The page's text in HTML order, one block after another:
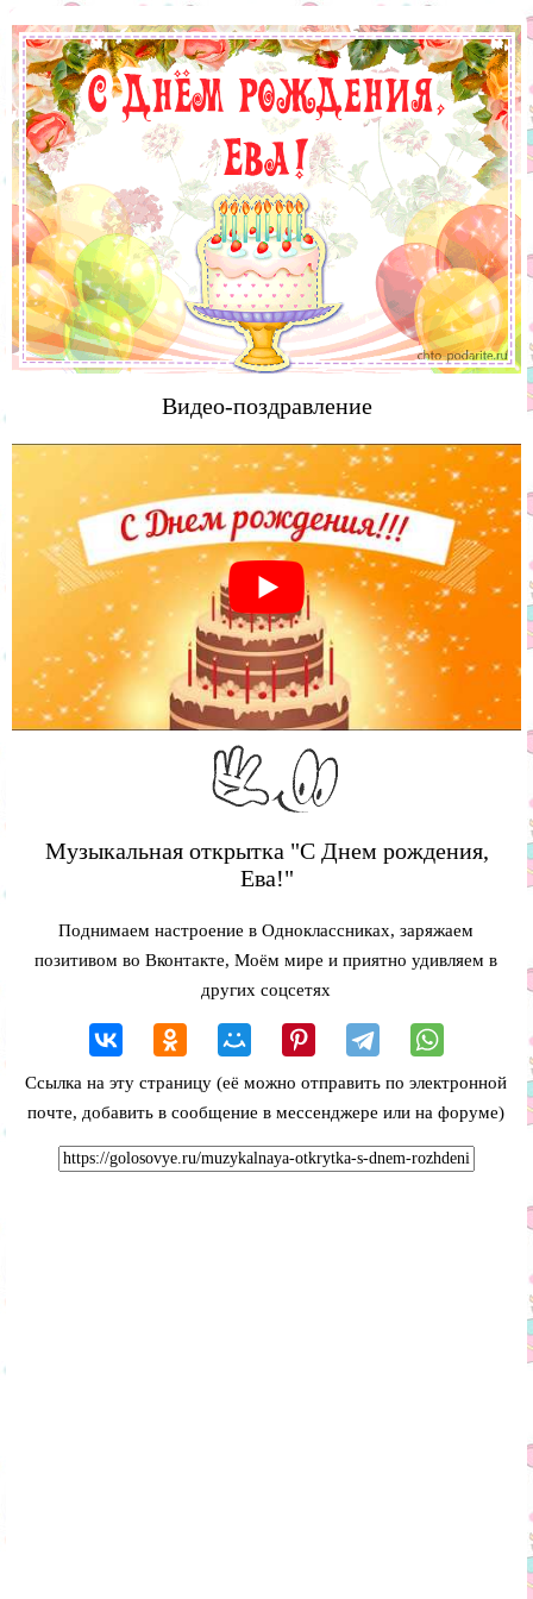
Видео-поздравление
Музыкальная открытка "С Днем рождения,
Ева!"
Поднимаем настроение в Одноклассниках, заряжаем
позитивом во Вконтакте, Моём мире и приятно удивляем в
других соцсетях
Ссылка на эту страницу (её можно отправить по электронной
почте, добавить в сообщение в мессенджере или на форуме)